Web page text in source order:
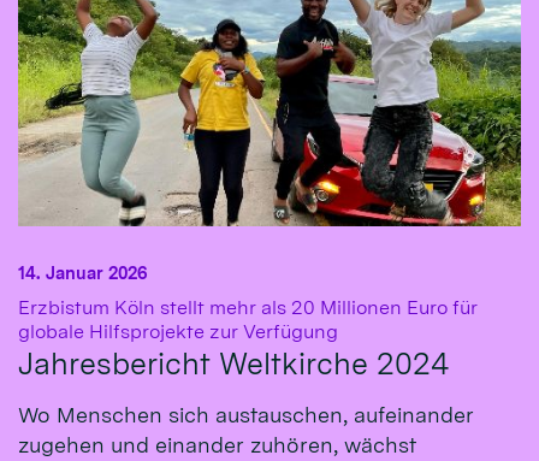
Erzbistum Köln stellt mehr als 20 Millionen Euro für
globale Hilfsprojekte zur Verfügung
Jahresbericht Weltkirche 2024
14. Januar 2026
Wo Menschen sich austauschen, aufeinander
zugehen und einander zuhören, wächst